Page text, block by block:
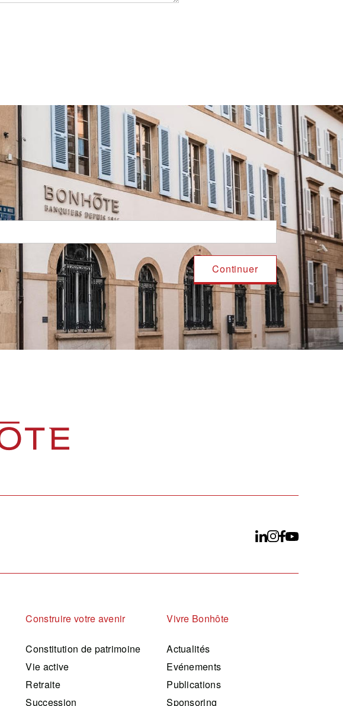
Construire votre avenir
Constitution de patrimoine
Vie active
Retraite
Succession
Vivre Bonhôte
Actualités
Evénements
Publications
Sponsoring